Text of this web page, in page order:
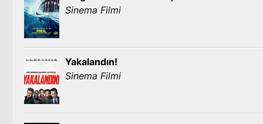
Sinema Filmi
Yakalandın!
Sinema Filmi